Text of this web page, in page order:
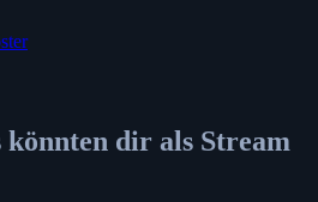
könnten dir als Stream